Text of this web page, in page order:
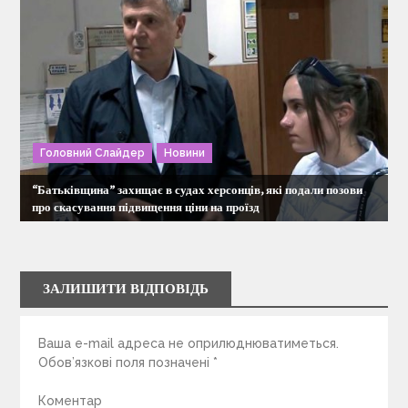
Головний Слайдер Новини
“Батьківщина” захищає в судах херсонців, які подали позови
про скасування підвищення ціни на проїзд
ЗАЛИШИТИ ВІДПОВІДЬ
Ваша e-mail адреса не оприлюднюватиметься.
Обов’язкові поля позначені *
Коментар